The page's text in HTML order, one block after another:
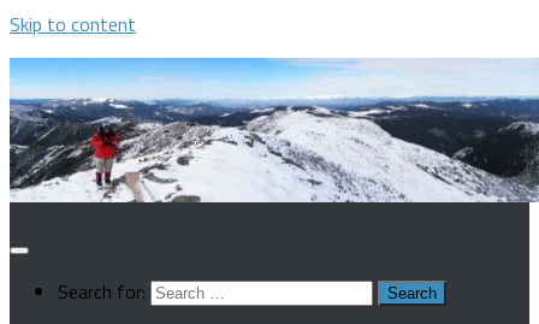
Skip to content
Search for: